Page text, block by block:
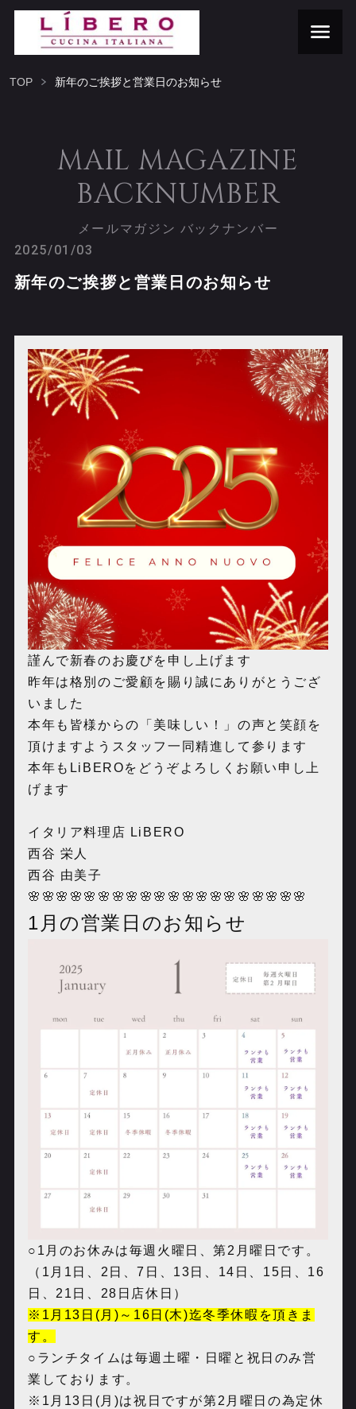
TOP 新年のご挨拶と営業日のお知らせ
MAIL MAGAZINE
BACKNUMBER
メールマガジン バックナンバー
2025/01/03
新年のご挨拶と営業日のお知らせ
謹んで新春のお慶びを申し上げます
昨年は格別のご愛顧を賜り誠にありがとうござ
いました
本年も皆様からの「美味しい！」の声と笑顔を
頂けますようスタッフ一同精進して参ります
本年もLiBEROをどうぞよろしくお願い申し上
げます
イタリア料理店 LiBERO
西谷 栄人
西谷 由美子
🌸🌸🌸🌸🌸🌸🌸🌸🌸🌸🌸🌸🌸🌸🌸🌸🌸🌸🌸🌸
1月の営業日のお知らせ
○1月のお休みは毎週火曜日、第2月曜日です。
（1月1日、2日、7日、13日、14日、15日、16
日、21日、28日店休日）
※ 1月13日(月)～16日(木)迄冬季休暇を頂きま
す。
○ランチタイムは毎週土曜・日曜と祝日のみ営
業しております。
※1月13日(月)は祝日ですが第2月曜日の為定休